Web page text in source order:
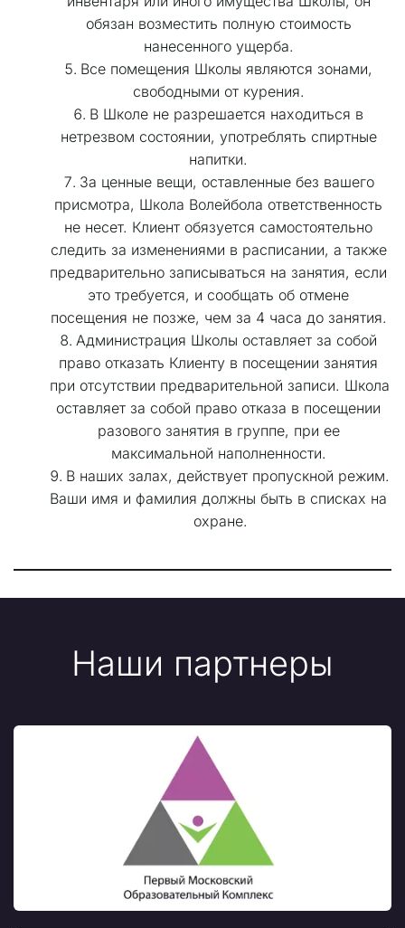
обязан возместить полную стоимость
нанесенного ущерба.
Все помещения Школы являются зонами,
свободными от курения.
В Школе не разрешается находиться в
нетрезвом состоянии, употреблять спиртные
напитки.
За ценные вещи, оставленные без вашего
присмотра, Школа Волейбола ответственность
не несет. Клиент обязуется самостоятельно
следить за изменениями в расписании, а также
предварительно записываться на занятия, если
это требуется, и сообщать об отмене
посещения не позже, чем за 4 часа до занятия.
Администрация Школы оставляет за собой
право отказать Клиенту в посещении занятия
при отсутствии предварительной записи. Школа
оставляет за собой право отказа в посещении
разового занятия в группе, при ее
максимальной наполненности.
В наших залах, действует пропускной режим.
Ваши имя и фамилия должны быть в списках на
охране.
Наши партнеры